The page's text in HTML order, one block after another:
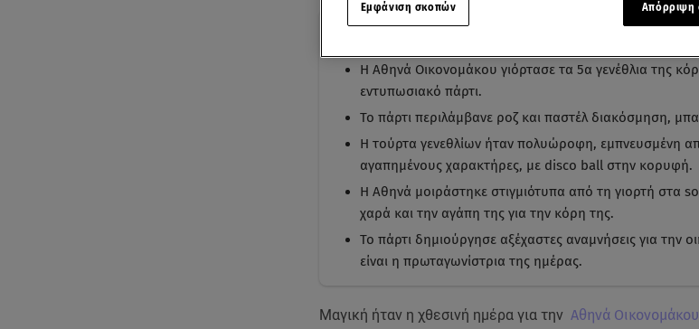
Με μια ματιά-
Η Αθηνά Οικονομάκου γιόρτασε τα 5α γενέθλια της
εντυπωσιακό πάρτι.
Το πάρτι περιλάμβανε ροζ και παστέλ διακόσμηση,
Η τούρτα γενεθλίων ήταν πολυώροφη, εμπνευσμένη
αγαπημένους χαρακτήρες, με disco ball στην κορυφή.
Η Αθηνά μοιράστηκε στιγμιότυπα από τη γιορτή στα
χαρά και την αγάπη της για την κόρη της.
Το πάρτι δημιούργησε αξέχαστες αναμνήσεις για την
είναι η πρωταγωνίστρια της ημέρας.
Μαγική ήταν η χθεσινή ημέρα για την Αθηνά Οικονομάκου
Εμφάνιση σκοπών Απόρριψη